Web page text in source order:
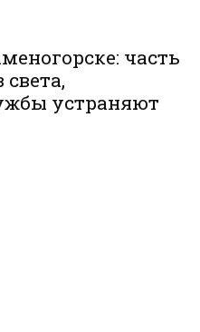
часть
света,
устраняют